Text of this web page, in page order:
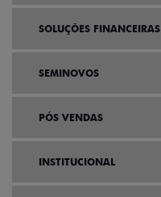
SOLUÇÕES FINANCEIRAS
SEMINOVOS
PÓS VENDAS
INSTITUCIONAL